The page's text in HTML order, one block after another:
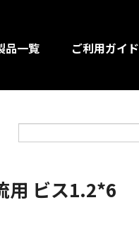
品一覧 ご利用ガイド
用 ビス1.2*6